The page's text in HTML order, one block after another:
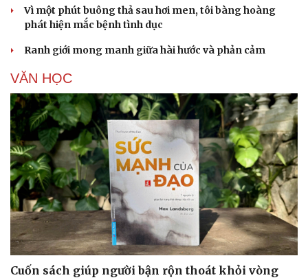
Cải chính
Vì một phút buông thả sau hơi men, tôi bàng hoàng
phát hiện mắc bệnh tình dục
Ranh giới mong manh giữa hài hước và phản cảm
VĂN HỌC
Cuốn sách giúp người bận rộn thoát khỏi vòng